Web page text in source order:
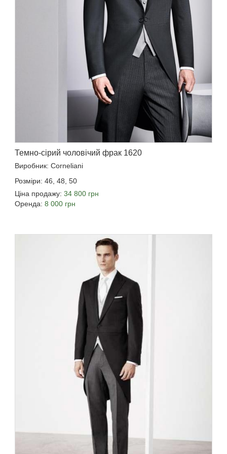
Темно-сірий чоловічий фрак 1620
Виробник: Corneliani
Розміри: 46, 48, 50
Ціна продажу: 34 800 грн
Оренда: 8 000 грн